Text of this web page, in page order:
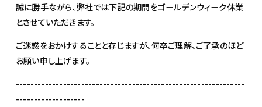
誠に勝手ながら、弊社では下記の期間をゴールデンウィーク休業
とさせていただきます。
ご迷惑をおかけすることと存じますが、何卒ご理解、ご了承のほど
お願い申し上げます。
---------------------------------------------------------------
-------------------